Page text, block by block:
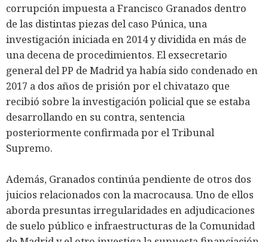
corrupción impuesta a Francisco Granados dentro
de las distintas piezas del caso Púnica, una
investigación iniciada en 2014 y dividida en más de
una decena de procedimientos. El exsecretario
general del PP de Madrid ya había sido condenado en
2017 a dos años de prisión por el chivatazo que
recibió sobre la investigación policial que se estaba
desarrollando en su contra, sentencia
posteriormente confirmada por el Tribunal
Supremo.
Además, Granados continúa pendiente de otros dos
juicios relacionados con la macrocausa. Uno de ellos
aborda presuntas irregularidades en adjudicaciones
de suelo público e infraestructuras de la Comunidad